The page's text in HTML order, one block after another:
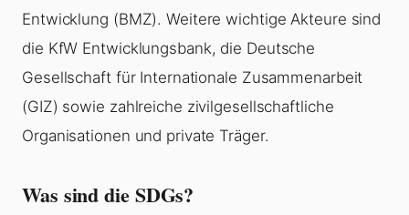
Entwicklung (BMZ). Weitere wichtige Akteure sind
die KfW Entwicklungsbank, die Deutsche
Gesellschaft für Internationale Zusammenarbeit
(GIZ) sowie zahlreiche zivilgesellschaftliche
Organisationen und private Träger.
Was sind die SDGs?